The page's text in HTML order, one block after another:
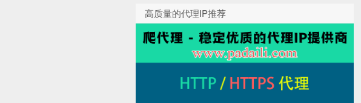
高质量的代理IP推荐